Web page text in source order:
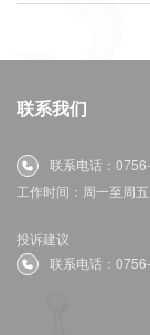
联系我们
联系电话：
工作时间：周一至周
投诉建议
联系电话：